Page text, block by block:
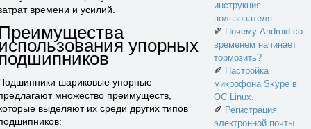
времени и усилий.
упорных
шариковые упорные
множество преимуществ,
выделяют их среди других типов
инструкция
пользователя
✐ Почему Android со
временем начинает
тормозить?
✐ Настройка
микрофона Skype в
ОС Linux.
✐ Регистрация
электронной почты